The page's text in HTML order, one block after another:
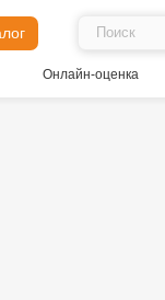
Онлайн-оценка